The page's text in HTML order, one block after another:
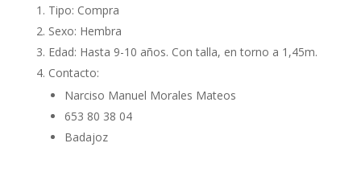
Tipo: Compra
Sexo: Hembra
Edad: Hasta 9-10 años. Con talla, en torno a 1,45m.
Contacto:
Narciso Manuel Morales Mateos
653 80 38 04
Badajoz